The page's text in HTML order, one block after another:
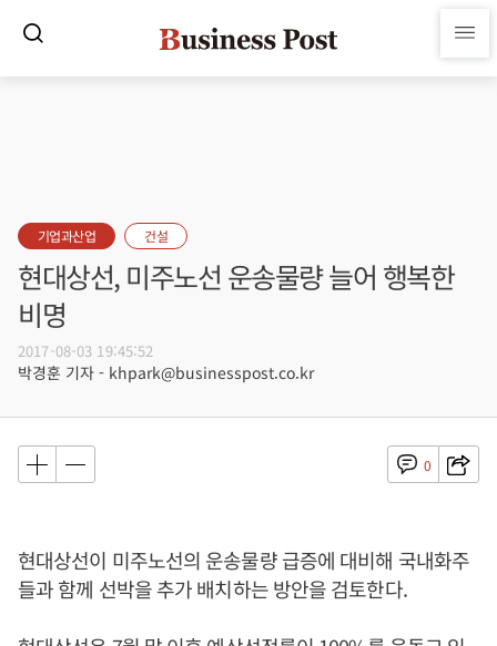
기업과산업 건설
현대상선, 미주노선 운송물량 늘어 행복한
비명
2017-08-03 19:45:52
박경훈 기자 - khpark@businesspost.co.kr
0
현대상선이 미주노선의 운송물량 급증에 대비해 국내화주
들과 함께 선박을 추가 배치하는 방안을 검토한다.